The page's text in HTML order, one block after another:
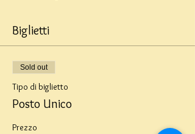
Biglietti
Sold out
Tipo di biglietto
Posto Unico
Prezzo